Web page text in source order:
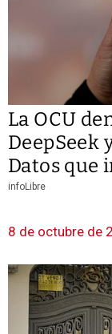
La OCU
DeepSeek
Datos que
infoLibre
8 de octubre de